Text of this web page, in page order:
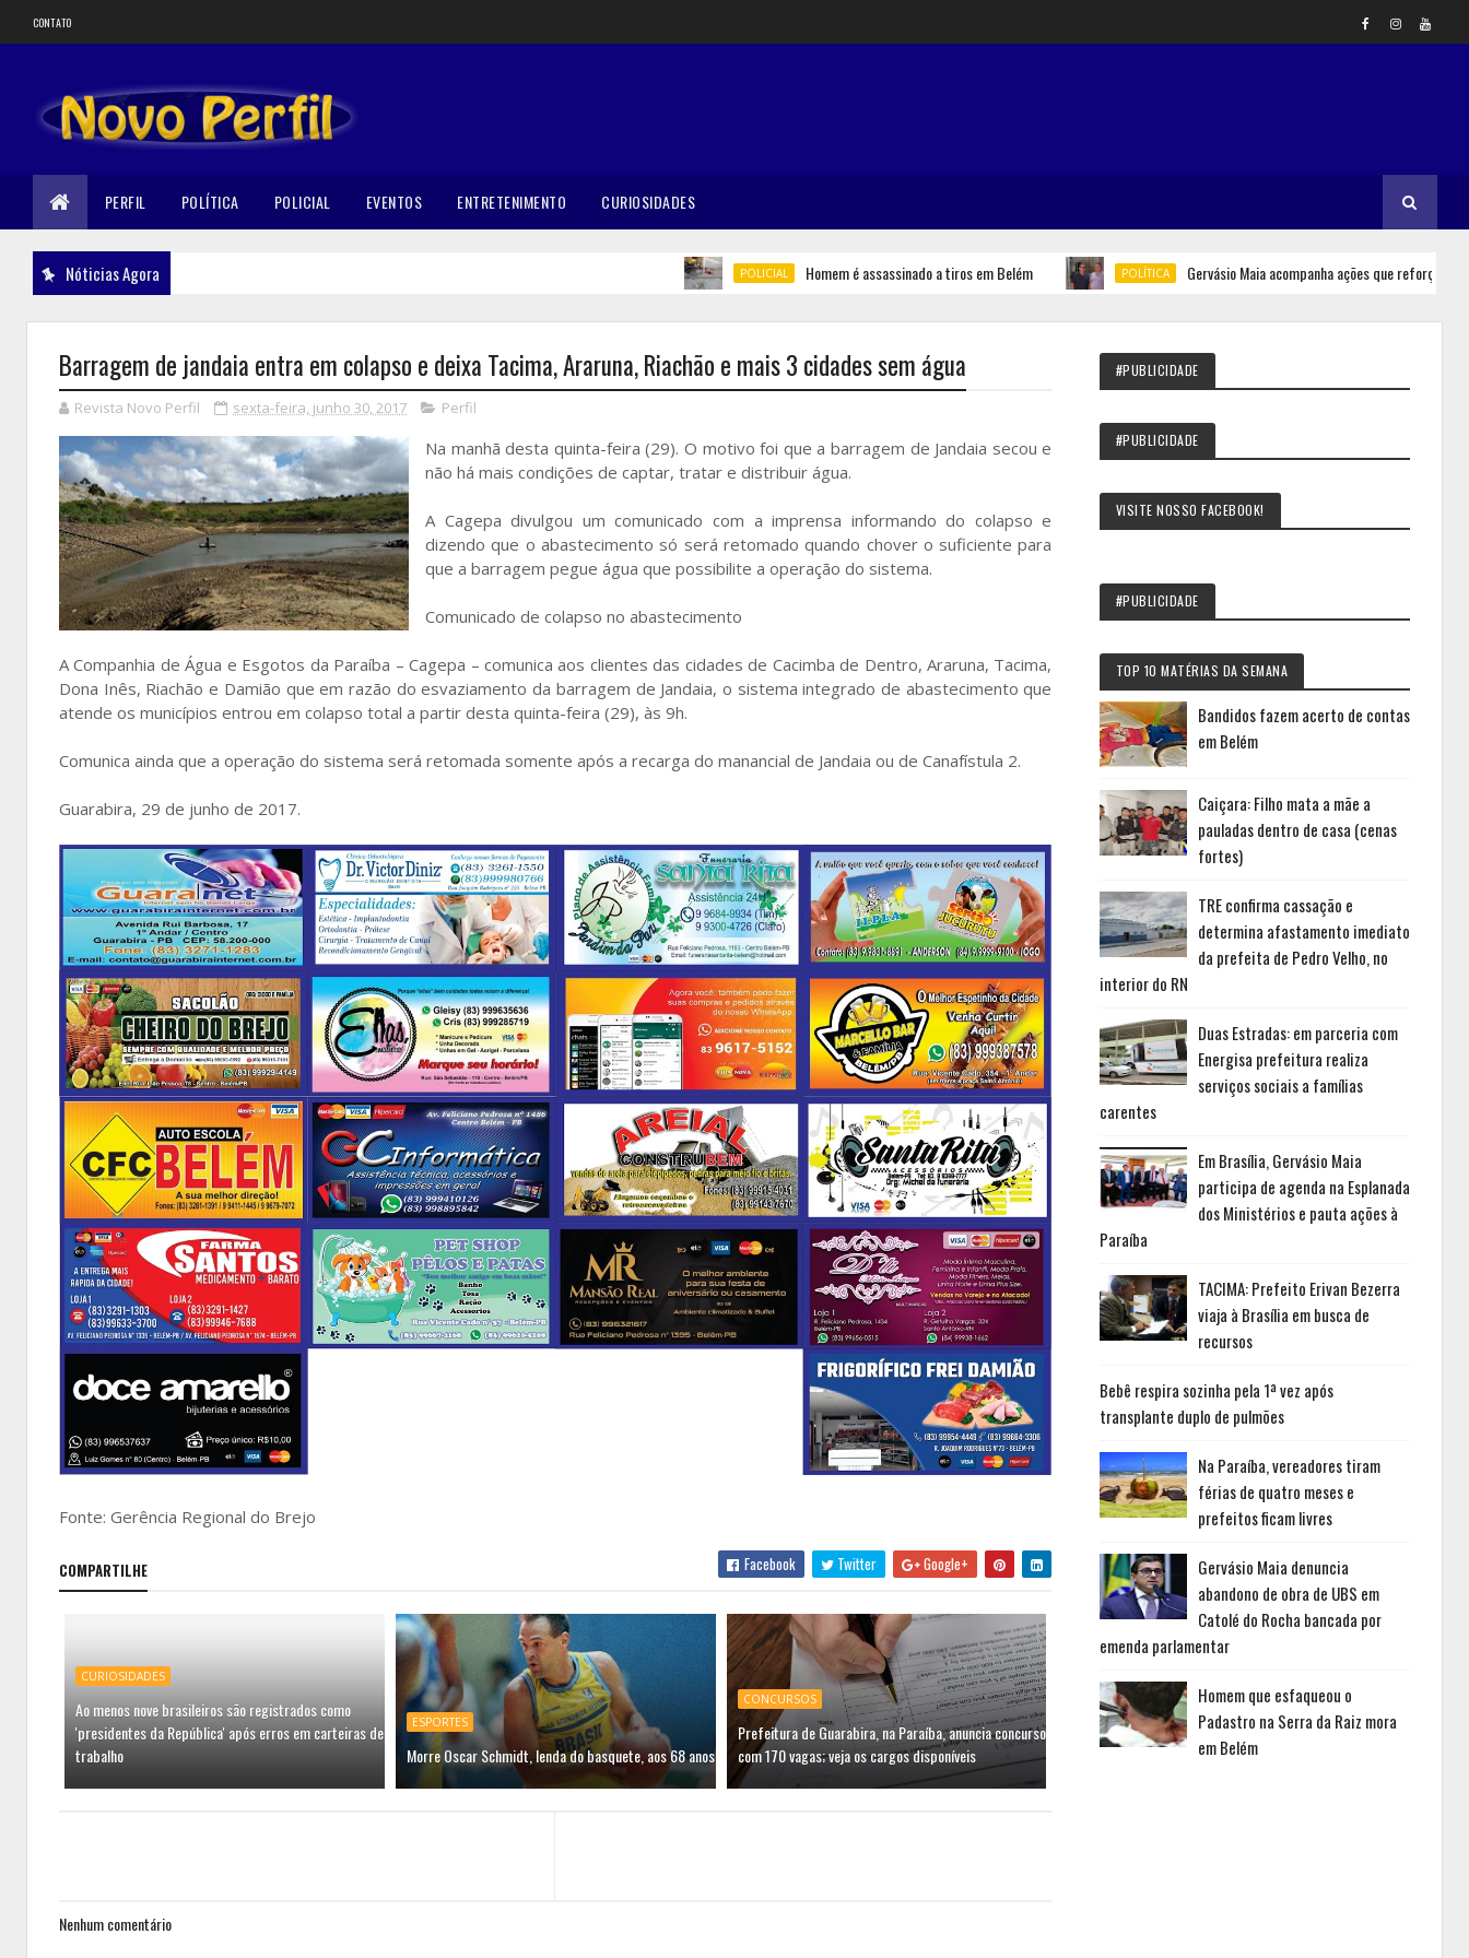
CONTATO
PERFIL POLÍTICA POLICIAL EVENTOS ENTRETENIMENTO CURIOSIDADES
Nóticias Agora POLICIAL Homem é assassinado a tiros em Belém POLÍTICA Gervásio Maia acompanha ações que reforçam
Barragem de jandaia entra em colapso e deixa Tacima, Araruna, Riachão e mais 3 cidades sem água
Revista Novo Perfil sexta-feira, junho 30, 2017 Perfil
Na manhã desta quinta-feira (29). O motivo foi que a barragem de Jandaia secou e
não há mais condições de captar, tratar e distribuir água.
A Cagepa divulgou um comunicado com a imprensa informando do colapso e
dizendo que o abastecimento só será retomado quando chover o suficiente para
que a barragem pegue água que possibilite a operação do sistema.
Comunicado de colapso no abastecimento
A Companhia de Água e Esgotos da Paraíba – Cagepa – comunica aos clientes das cidades de Cacimba de Dentro, Araruna, Tacima,
Dona Inês, Riachão e Damião que em razão do esvaziamento da barragem de Jandaia, o sistema integrado de abastecimento que
atende os municípios entrou em colapso total a partir desta quinta-feira (29), às 9h.
Comunica ainda que a operação do sistema será retomada somente após a recarga do manancial de Jandaia ou de Canafístula 2.
Guarabira, 29 de junho de 2017.
Fonte: Gerência Regional do Brejo
COMPARTILHE Facebook Twitter Google+
CURIOSIDADES
Ao menos nove brasileiros são registrados como
'presidentes da República' após erros em carteiras de
trabalho
ESPORTES
Morre Oscar Schmidt, lenda do basquete, aos 68 anos
CONCURSOS
Prefeitura de Guarabira, na Paraíba, anuncia concurso
com 170 vagas; veja os cargos disponíveis
Nenhum comentário
#PUBLICIDADE
#PUBLICIDADE
VISITE NOSSO FACEBOOK!
#PUBLICIDADE
TOP 10 MATÉRIAS DA SEMANA
Bandidos fazem acerto de contas
em Belém
Caiçara: Filho mata a mãe a
pauladas dentro de casa (cenas
fortes)
TRE confirma cassação e
determina afastamento imediato
da prefeita de Pedro Velho, no
interior do RN
Duas Estradas: em parceria com
Energisa prefeitura realiza
serviços sociais a famílias
carentes
Em Brasília, Gervásio Maia
participa de agenda na Esplanada
dos Ministérios e pauta ações à
Paraíba
TACIMA: Prefeito Erivan Bezerra
viaja à Brasília em busca de
recursos
Bebê respira sozinha pela 1ª vez após
transplante duplo de pulmões
Na Paraíba, vereadores tiram
férias de quatro meses e
prefeitos ficam livres
Gervásio Maia denuncia
abandono de obra de UBS em
Catolé do Rocha bancada por
emenda parlamentar
Homem que esfaqueou o
Padastro na Serra da Raiz mora
em Belém